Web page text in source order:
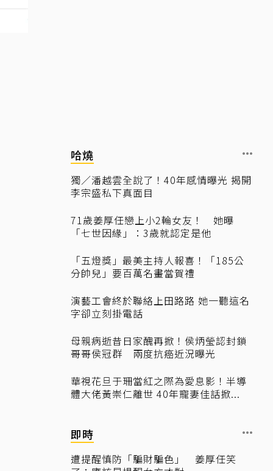
哈燒
獨／潘越雲全說了！40年感情曝光 揭開
李宗盛私下真面目
71歲姜厚任戀上小2輪女友！ 她曝
「七世因緣」：3歲就認定是他
「五燈獎」最美主持人報喜！「185公
分帥兒」要百萬名畫當賀禮
演藝工會終於聯絡上田路路 她一聽這名
字卻立刻掛電話
母親病逝昔日家醜再掀！侯炳瑩認封鎖
哥哥侯冠群 兩度抗癌近況曝光
華視花旦于珊當紅之際為愛息影！半導
體大佬黃崇仁離世 40年寵妻佳話掀...
即時
遭提醒慎防「騙財騙色」 姜厚任笑